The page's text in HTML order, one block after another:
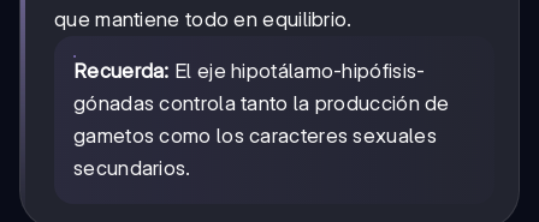
que mantiene todo en equilibrio.
Recuerda: El eje hipotálamo-hipófisis-
gónadas controla tanto la producción de
gametos como los caracteres sexuales
secundarios.